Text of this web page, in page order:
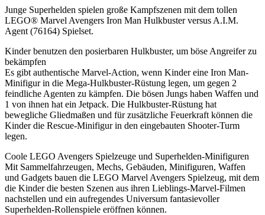
Junge Superhelden spielen große Kampfszenen mit dem tollen
LEGO® Marvel Avengers Iron Man Hulkbuster versus A.I.M.
Agent (76164) Spielset.
Kinder benutzen den posierbaren Hulkbuster, um böse Angreifer zu
bekämpfen
Es gibt authentische Marvel-Action, wenn Kinder eine Iron Man-
Minifigur in die Mega-Hulkbuster-Rüstung legen, um gegen 2
feindliche Agenten zu kämpfen. Die bösen Jungs haben Waffen und
1 von ihnen hat ein Jetpack. Die Hulkbuster-Rüstung hat
bewegliche Gliedmaßen und für zusätzliche Feuerkraft können die
Kinder die Rescue-Minifigur in den eingebauten Shooter-Turm
legen.
Coole LEGO Avengers Spielzeuge und Superhelden-Minifiguren
Mit Sammelfahrzeugen, Mechs, Gebäuden, Minifiguren, Waffen
und Gadgets bauen die LEGO Marvel Avengers Spielzeug, mit dem
die Kinder die besten Szenen aus ihren Lieblings-Marvel-Filmen
nachstellen und ein aufregendes Universum fantasievoller
Superhelden-Rollenspiele eröffnen können.